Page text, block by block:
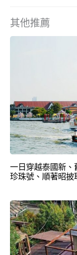
其他推薦
一日穿越泰國新
珍珠號、順著昭披